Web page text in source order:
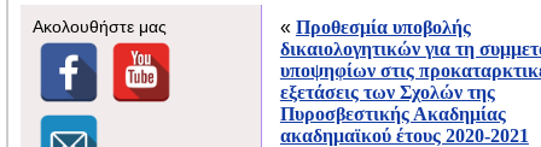
Ακολουθήστε μας « Προθεσμία υποβολής
δικαιολογητικών για τη
υποψηφίων στις
εξετάσεις των Σχολών της
Πυροσβεστικής Ακαδημίας
ακαδημαϊκού έτους 2020-2021